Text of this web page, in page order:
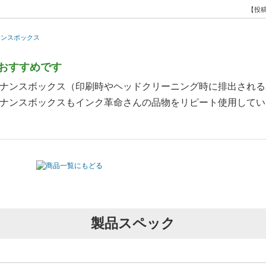
【投
スボックス
すすめです
ンスボックス（印刷時やヘッドクリーニング時に排出され
ンスボックスもインク革命さんの品物をリピート使用して
製品スペック